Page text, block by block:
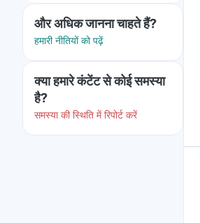
और अधिक जानना चाहते हैं?
हमारी नीतियों को पढ़ें
क्या हमारे कंटेंट से कोई समस्या
है?
समस्या की स्थिति में रिपोर्ट करें